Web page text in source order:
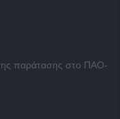
παράτασης στο ΠΑΟ-